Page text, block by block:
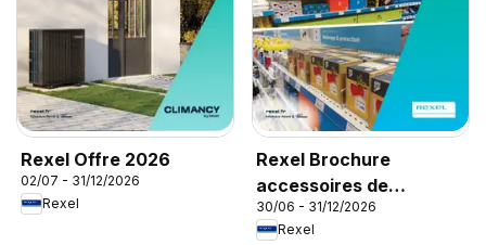
Rexel Offre 2026
02/07 - 31/12/2026
Rexel
Rexel Brochure
accessoires de
climatisation
30/06 - 31/12/2026
Rexel